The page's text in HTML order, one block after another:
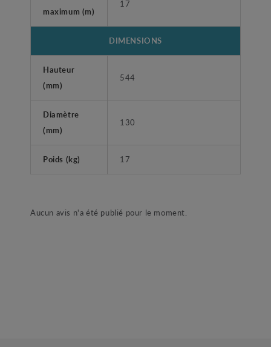
maximum (m)
17
DIMENSIONS
Hauteur
(mm)
544
Diamètre
(mm)
130
Poids (kg) 17
Aucun avis n'a été publié pour le moment.